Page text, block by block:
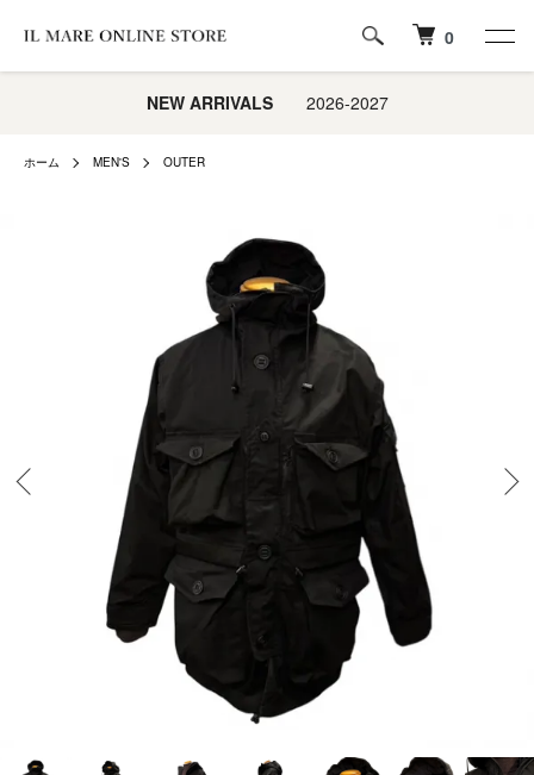
0
NEW ARRIVALS2026-2027
ホーム MEN'S OUTER